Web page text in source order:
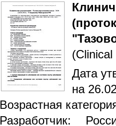
Дата
на
Возрастная
Разработчик: